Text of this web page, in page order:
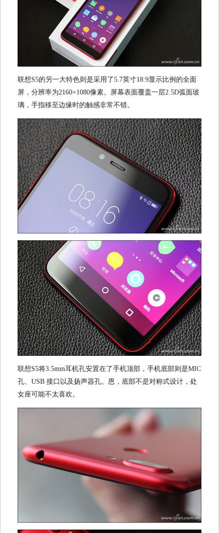
联想S5的另一大特色则是采用了5.7英寸18:9显示比例的全面
屏，分辨率为2160×1080像素。屏幕表面覆盖一层2.5D弧面玻
璃，手指移至边缘时的触感非常不错。
联想S5将3.5mm耳机孔安置在了手机顶部，手机底部则是MIC
孔、USB 接口以及扬声器孔。恩，底部不是对称式设计，处
女座可能不太喜欢。